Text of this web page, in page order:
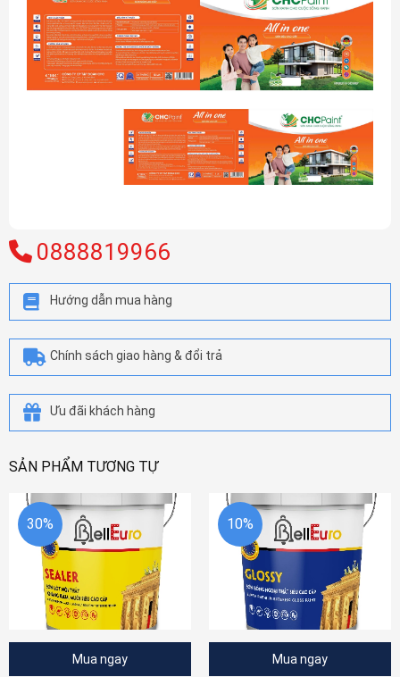
0888819966
Hướng dẫn mua hàng
Chính sách giao hàng & đổi trả
Ưu đãi khách hàng
SẢN PHẨM TƯƠNG TỰ
30%
Mua ngay
10%
Mua ngay